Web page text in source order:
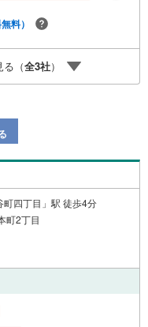
です！【弊社の特徴】■お
お子様がいらっしゃるご
【営業日】定休日はござ
しております。
料）
（全3社）
四丁目」駅 徒歩4分
町2丁目